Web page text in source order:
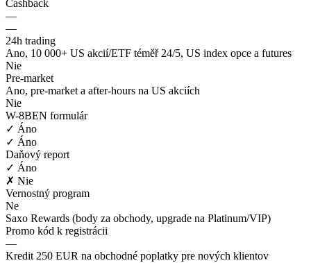
Cashback
—
—
24h trading
Ano, 10 000+ US akcií/ETF téměř 24/5, US index opce a futures
Nie
Pre-market
Ano, pre-market a after-hours na US akciích
Nie
W-8BEN formulár
✓ Áno
✓ Áno
Daňový report
✓ Áno
✗ Nie
Vernostný program
Ne
Saxo Rewards (body za obchody, upgrade na Platinum/VIP)
Promo kód k registrácii
—
Kredit 250 EUR na obchodné poplatky pre nových klientov